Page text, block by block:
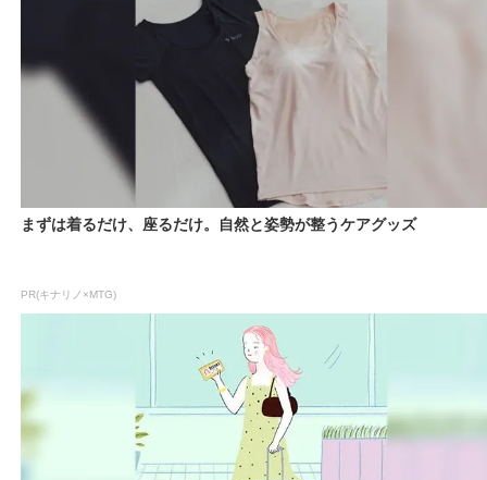
まずは着るだけ、座るだけ。自然と姿勢が整うケアグッズ
PR(キナリノ×MTG)